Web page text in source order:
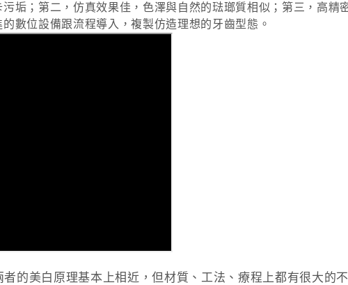
垢；第二，仿真效果佳，色澤與自然的琺瑯質相似；第三，高精
數位設備跟流程導入，複製仿造理想的牙齒型態。
的美白原理基本上相近，但材質、工法、療程上都有很大的